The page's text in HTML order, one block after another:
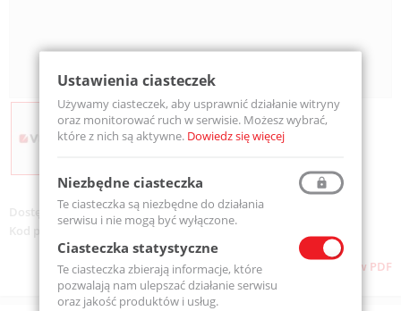
Dostępność:Na zamówienie
MADA-120
Pobierz stronę w PDF
Ustawienia ciasteczek
Używamy ciasteczek, aby usprawnić działanie witryny
oraz monitorować ruch w serwisie. Możesz wybrać,
które z nich są aktywne. Dowiedz się więcej
Niezbędne ciasteczka
Te ciasteczka są niezbędne do działania
serwisu i nie mogą być wyłączone.
Ciasteczka statystyczne
Te ciasteczka zbierają informacje, które
pozwalają nam ulepszać działanie serwisu
oraz jakość produktów i usług.